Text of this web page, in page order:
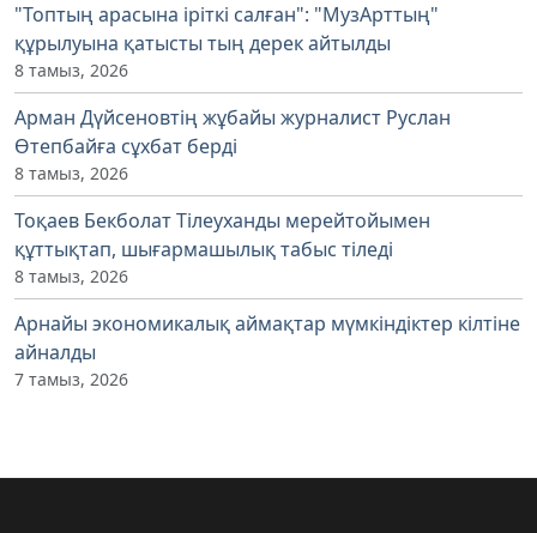
"Топтың арасына іріткі салған": "МузАрттың"
құрылуына қатысты тың дерек айтылды
8 тамыз, 2026
Арман Дүйсеновтің жұбайы журналист Руслан
Өтепбайға сұхбат берді
8 тамыз, 2026
Тоқаев Бекболат Тілеуханды мерейтойымен
құттықтап, шығармашылық табыс тіледі
8 тамыз, 2026
Арнайы экономикалық аймақтар мүмкіндіктер кілтіне
айналды
7 тамыз, 2026